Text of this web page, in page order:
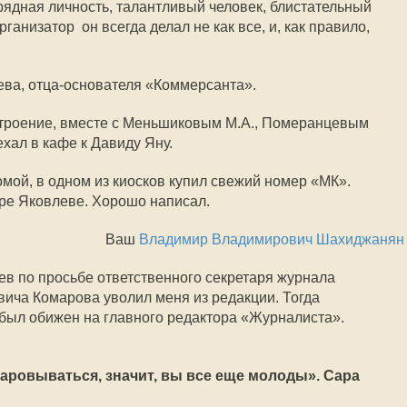
личность, талантливый человек, блистательный
 он всегда делал не как все, и, как правило,
отца-основателя «Коммерсанта».
вместе с Меньшиковым М.А., Померанцевым
в кафе к Давиду Яну.
в одном из киосков купил свежий номер «МК».
Яковлеве. Хорошо написал.
Ваш Владимир Владимирович Шахиджанян
по просьбе ответственного секретаря журнала
Комарова уволил меня из редакции. Тогда
обижен на главного редактора «Журналиста».
значит, вы все еще молоды». Сара